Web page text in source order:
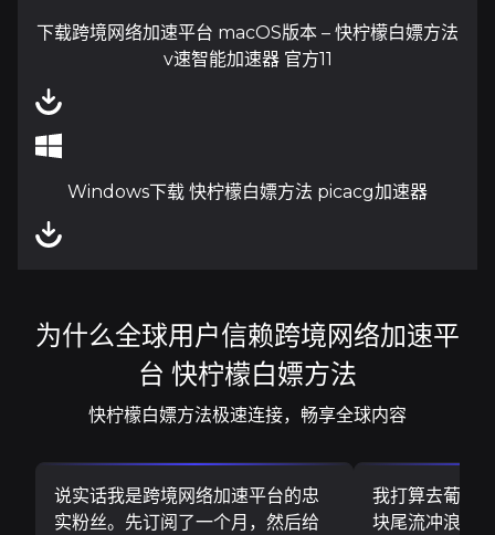
下载跨境网络加速平台 macOS版本 – 快柠檬白嫖方法
v速智能加速器 官方11
Windows下载 快柠檬白嫖方法 picacg加速器
为什么全球用户信赖跨境网络加速平
台 快柠檬白嫖方法
快柠檬白嫖方法极速连接，畅享全球内容
说实话我是跨境网络加速平台的忠
实粉丝。先订阅了一个月，然后给
我打算去葡萄
块尾流冲浪板